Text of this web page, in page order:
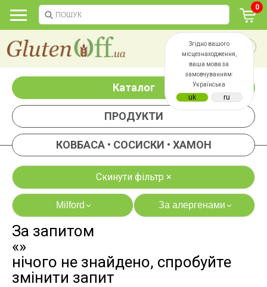
Згідно вашого
місцезнаходження,
ваша мова за
замовчуванням:
Українська
0
Каталог
ПРОДУКТИ
КОВБАСА • СОСИСКИ • ХАМОН
Скинути фільтр ×
Milford› За алергенами›
яєць
дріжджів
За запитом
«»
нічого не знайдено, спробуйте
змінити запит